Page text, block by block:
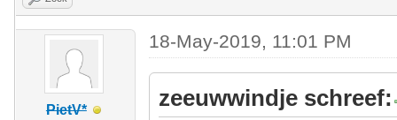
PietV*
18-May-2019, 11:01 PM
zeeuwwindje schreef: